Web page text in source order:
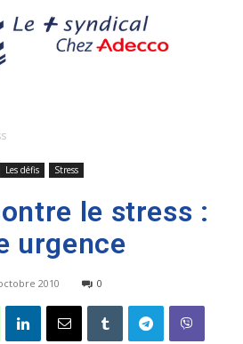
Les défis Stress
le stress :
urgence
2010 0